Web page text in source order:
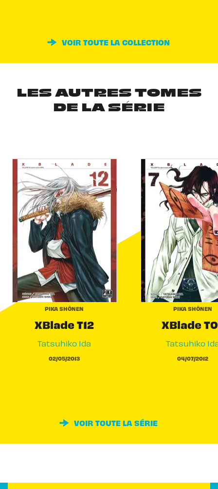
VOIR TOUTE LA COLLECTION
LES AUTRES TOMES
DE LA SÉRIE
PIKA SHÔNEN
XBlade T12
Tatsuhiko Ida
02/05/2013
PIKA SHÔNEN
XBlade
Tatsuhiko
04/07/2012
VOIR TOUTE LA SÉRIE